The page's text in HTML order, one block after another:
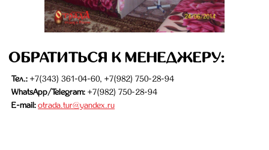
ОБРАТИТЬСЯ К МЕНЕДЖЕРУ:
Тел.: +7(343) 361-04-60, +7(982) 750-28-94
WhatsApp/Telegram: +7(982) 750-28-94
E-mail:otrada.tur@yandex.ru